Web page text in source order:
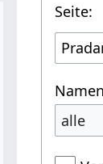
Seite:
alle